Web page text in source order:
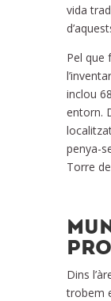
vida
Pel que
inclou
entorn.
penya-
Torre
Dins
trobem